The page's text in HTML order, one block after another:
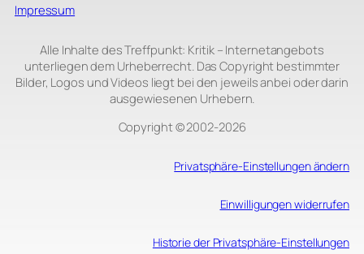
Impressum
Alle Inhalte des Treffpunkt: Kritik – Internetangebots
unterliegen dem Urheberrecht. Das Copyright bestimmter
Bilder, Logos und Videos liegt bei den jeweils anbei oder darin
ausgewiesenen Urhebern.
Copyright © 2002‑2026
Privatsphäre-Einstellungen ändern
Einwilligungen widerrufen
Historie der Privatsphäre-Einstellungen